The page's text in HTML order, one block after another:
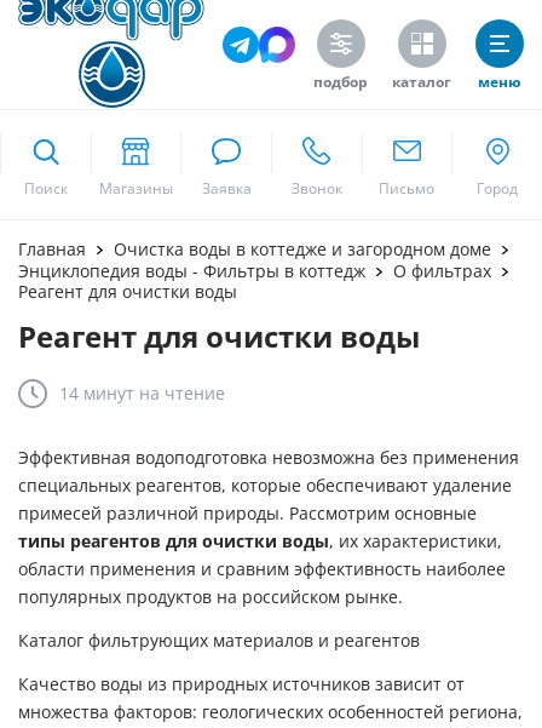
подбор каталог меню
Поиск
Москва
Главная
Очистка воды в коттедже и загородном доме
Энциклопедия воды - Фильтры в коттедж
О фильтрах
Реагент для очистки воды
Реагент для очистки воды
14 минут на чтение
Эффективная водоподготовка невозможна без применения
специальных реагентов, которые обеспечивают удаление
примесей различной природы. Рассмотрим основные
типы реагентов для очистки воды, их характеристики,
области применения и сравним эффективность наиболее
популярных продуктов на российском рынке.
Каталог фильтрующих материалов и реагентов
Качество воды из природных источников зависит от
множества факторов: геологических особенностей региона,